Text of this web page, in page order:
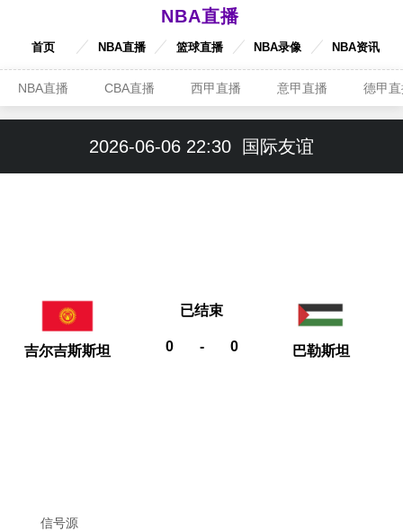
NBA直播
首页 NBA直播 篮球直播 NBA录像 NBA资讯
NBA直播 CBA直播 西甲直播 意甲直播 德甲
2026-06-06 22:30 国际友谊
吉尔吉斯斯坦 0 - 0
已结束
巴勒斯坦
信号源